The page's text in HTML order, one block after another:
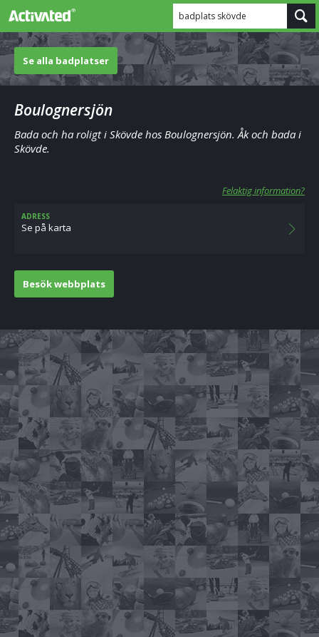
badplats skövde
Se alla badplatser
Boulognersjön
Bada och ha roligt i Skövde hos Boulognersjön. Åk och bada i
Skövde.
Felaktig information?
ADRESS
Se på karta
Besök webbplats